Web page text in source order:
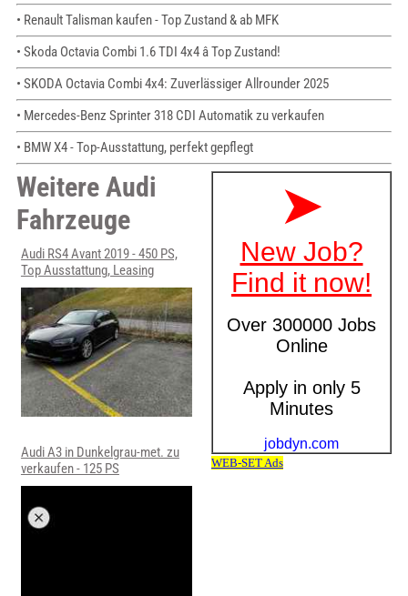
• Renault Talisman kaufen - Top Zustand & ab MFK
• Skoda Octavia Combi 1.6 TDI 4x4 â Top Zustand!
• SKODA Octavia Combi 4x4: Zuverlässiger Allrounder 2025
• Mercedes-Benz Sprinter 318 CDI Automatik zu verkaufen
• BMW X4 - Top-Ausstattung, perfekt gepflegt
Weitere Audi
Fahrzeuge
Audi RS4 Avant 2019 - 450 PS,
Top Ausstattung, Leasing
Audi A3 in Dunkelgrau-met. zu
verkaufen - 125 PS